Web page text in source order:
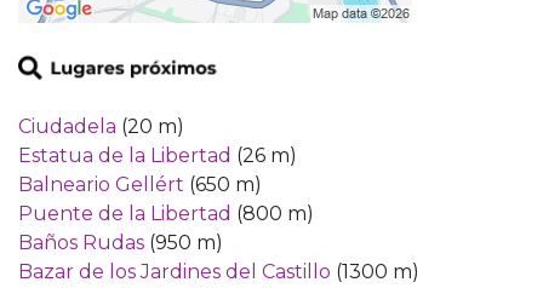
Ciudadela (20 m)
Estatua de la Libertad (26 m)
Balneario Gellért (650 m)
Puente de la Libertad (800 m)
Baños Rudas (950 m)
Bazar de los Jardines del Castillo (1300 m)